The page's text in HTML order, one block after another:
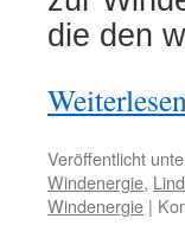
die den
Veröffentlicht
Windenergie,
Windenergie |